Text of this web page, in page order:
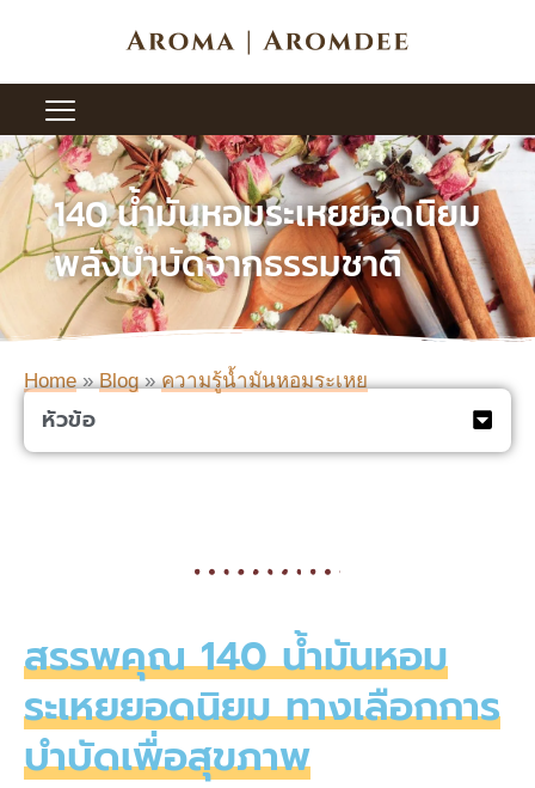
140 น้ำมันหอมระเหยยอดนิยม
พลังบำบัดจากธรรมชาติ
Home»Blog»ความรู้น้ำมันหอมระเหย
หัวข้อ
สรรพคุณ 140 น้ำมันหอม
ระเหยยอดนิยม ทางเลือกการ
บำบัดเพื่อสุขภาพ